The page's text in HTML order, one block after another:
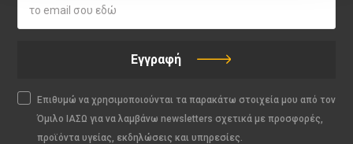
Εγγραφή
Επιθυμώ να χρησιμοποιούνται τα παρακάτω στοιχεία μου από τον
Όμιλο ΙΑΣΩ για να λαμβάνω newsletters σχετικά με προσφορές,
προϊόντα υγείας, εκδηλώσεις και υπηρεσίες.